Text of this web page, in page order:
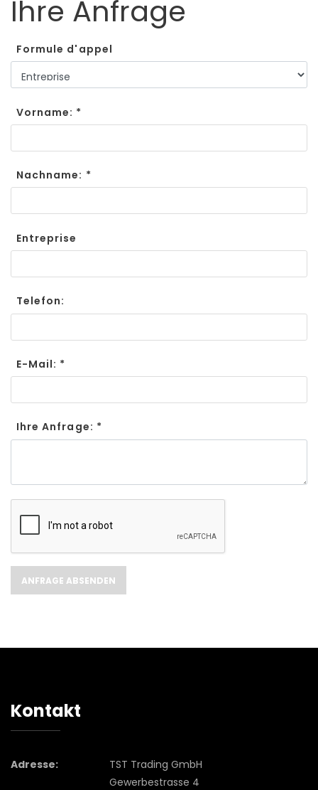
Ihre Anfrage
Formule d'appel
Vorname: *
Nachname: *
Entreprise
Telefon:
E-Mail: *
Ihre Anfrage: *
Kontakt
Adresse:
TST Trading GmbH
Gewerbestrasse 4